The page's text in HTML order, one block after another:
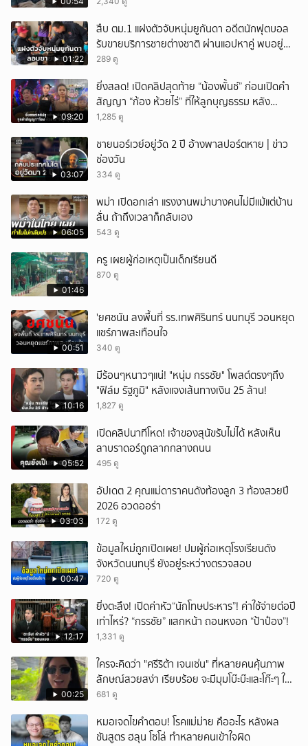
01:22
สืบ ตม.1 แฝงตัวจับหนุ่มยูกันดา อดีตนักฟุตบอล
รับขายบริการชายต่างชาติ ผ่านแอปหาคู่ พบอยู่
เกินกำหนดอนุญาต
289 ดู
09:20
ยิ่งสลด! เปิดคลิปสุดท้าย “น้องพั้นช์” ก่อนเปิดคำ
สัญญา “ก้อง ห้วยไร่” ที่ให้ลูกบุญธรรม หลัง
ลาโลก!
1,285 ดู
03:07
ชายนอร์เวย์อยู่วัด 2 ปี อ้างพาสปอร์ตหาย | ข่าว
ช่องวัน
334 ดู
06:05
พม่า เปิดอกเล่า แรงงานพม่าบางคนไม่มีแม้แต่บ้าน
ลั่น ถ้าถึงเวลาก็กลับเอง
543 ดู
01:46
ครู เผยผู้ก่อเหตุเป็นเด็กเรียนดี
870 ดู
00:51
'ยศชนัน ลงพื้นที่ รร.เทพศิรินทร์ นนทบุรี วอนหยุด
แชร์ภาพสะเทือนใจ
340 ดู
10:16
มีร้อนๆหนาวๆแน่! "หนุ่ม กรรชัย" โพสต์ตรงๆถึง
"ฟิล์ม รัฐภูมิ" หลังแจงเส้นทางเงิน 25 ล้าน!
1,827 ดู
05:52
เปิดคลิปนาทีโหด! เจ้าของสุนัขรับไม่ได้ หลังเห็น
ลาบราดอร์ถูกลากกลางถนน
495 ดู
03:03
อัปเดต 2 คุณแม่ดาราคนดังท้องลูก 3 ท้องสวยปี
2026 อวดออร่า
172 ดู
00:47
ข้อมูลใหม่ถูกเปิดเผย! ปมผู้ก่อเหตุโรงเรียนดัง
จังหวัดนนทบุรี ยังอยู่ระหว่างตรวจสอบ
720 ดู
12:17
ยิ่งตะลึง! เปิดค่าหัว“นักโทษประหาร”! ค่าใช้จ่ายต่อปี
เท่าไหร่? “กรรชัย” แสกหน้า ถอนหงอก “ป้าป๋อง”!
1,331 ดู
00:25
ใครจะคิดว่า "ศรีริต้า เจนเซ่น" ที่หลายคนคุ้นภาพ
ลักษณ์สวยสง่า เรียบร้อย จะมีมุมโบ๊ะบ๊ะและโก๊ะๆ ให้
ได้อมยิ้มเหมือนกัน งานนี้ทำเอาแฟนๆ ทั้งเอ็นดูทั้ง
681 ดู
หมอเจดไขคำตอบ! โรคแม่ม่าย คืออะไร หลังผล
ชันสูตร ฮลุน โซโล่ ทำหลายคนเข้าใจผิด